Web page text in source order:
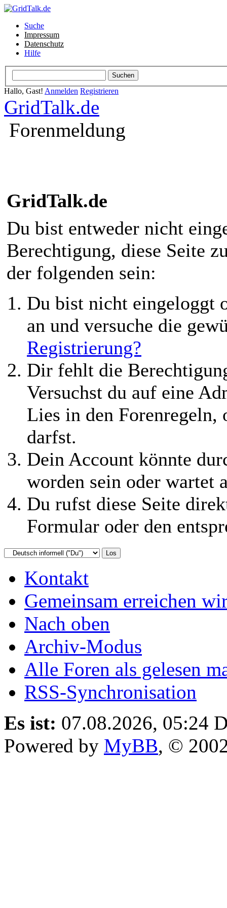
Suche
Impressum
Datenschutz
Hilfe
Hallo, Gast! Anmelden Registrieren
GridTalk.de
Forenmeldung
GridTalk.de
Du bist entweder nicht
Berechtigung, diese Seite
der folgenden sein:
Du bist nicht eingeloggt
an und versuche die
Registrierung?
Dir fehlt die
Versuchst du auf eine
Lies in den Forenregeln,
darfst.
Dein Account könnte
worden sein oder wartet
Du rufst diese Seite
Formular oder den
Kontakt
Gemeinsam erreichen
Nach oben
Archiv-Modus
Alle Foren als gelesen
RSS-Synchronisation
Es ist: 07.08.2026, 05:24
Powered by MyBB, ©